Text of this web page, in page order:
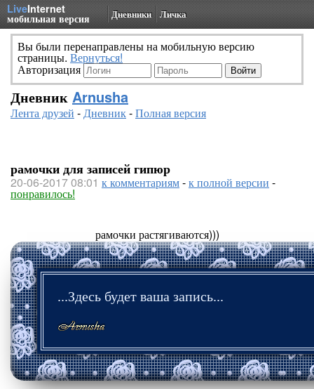
LiveInternet
мобильная версия Дневники Личка
Вы были перенаправлены на мобильную версию
страницы. Вернуться!
Авторизация
Дневник Arnusha
Лента друзей -Дневник-Полная версия
рамочки для записей гипюр
20-06-2017 08:01 к комментариям-к полной версии -
понравилось!
рамочки растягиваются)))
...Здесь будет ваша запись...